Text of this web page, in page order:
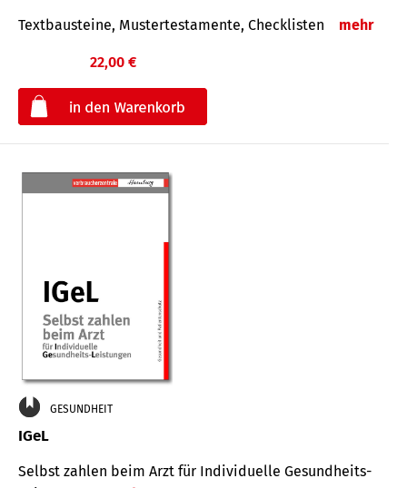
Textbausteine, Mustertestamente, Checklisten mehr
22,00 €
GESUNDHEIT
IGeL
Selbst zahlen beim Arzt für Indi­vidu­elle Gesund­heits-